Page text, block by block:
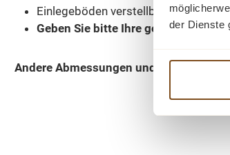
der Dienste
Einlegeböden verstellbar
Geben Sie bitte Ihre gewünschte
Andere Abmessungen und